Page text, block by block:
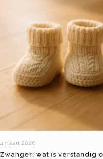
4 maart 2026
Zwanger: wat is verstandig